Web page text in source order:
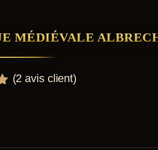
MÉDIÉVALE
(2 avis client)